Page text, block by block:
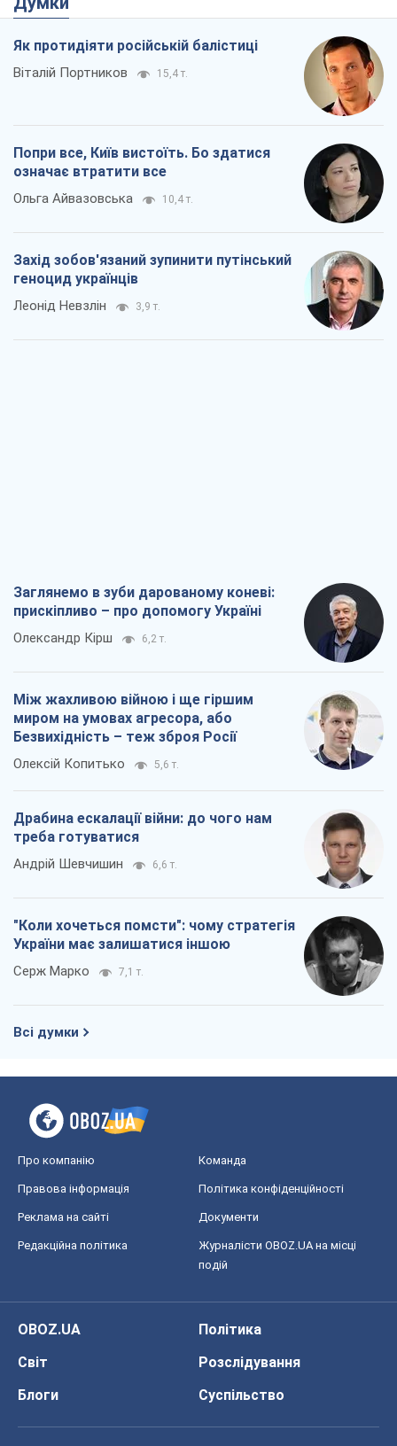
Як протидіяти російській балістиці
Віталій Портников 15,4 т.
Попри все, Київ вистоїть. Бо здатися
означає втратити все
Ольга Айвазовська 10,4 т.
Захід зобов'язаний зупинити путінський
геноцид українців
Леонід Невзлін 3,9 т.
Заглянемо в зуби дарованому коневі:
прискіпливо – про допомогу Україні
Олександр Кірш 6,2 т.
Між жахливою війною і ще гіршим
миром на умовах агресора, або
Безвихідність – теж зброя Росії
Олексій Копитько 5,6 т.
Драбина ескалації війни: до чого нам
треба готуватися
Андрій Шевчишин 6,6 т.
"Коли хочеться помсти": чому стратегія
України має залишатися іншою
Серж Марко 7,1 т.
Всі думки
Про компанію Команда
Правова інформація Політика конфіденційності
Реклама на сайті Документи
Редакційна політика
Журналісти OBOZ.UA на місці
подій
OBOZ.UA
Політика
Світ
Розслідування
Блоги
Суспільство